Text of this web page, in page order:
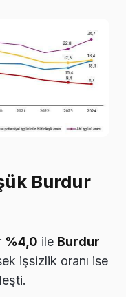
Burdur
%4,0 ile Burdur
işsizlik oranı ise